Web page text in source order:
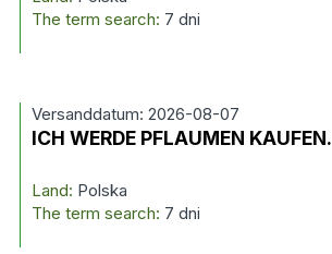
The term search: 7 dni
Versanddatum: 2026-08-07
ICH WERDE PFLAUMEN KAUFEN.
Land: Polska
The term search: 7 dni